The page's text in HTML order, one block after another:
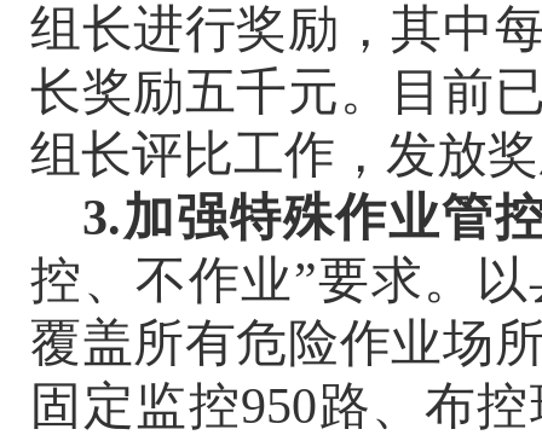
组长进行奖励，其中
长奖励五千元。目前
组长评比工作，发放
3.加强特殊作业管
控、不作业”要求。
覆盖所有危险作业场
固定监控950路、布